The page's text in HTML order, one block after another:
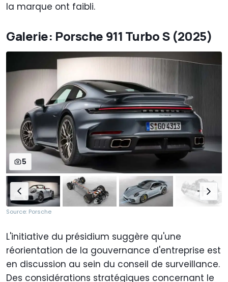
la marque ont faibli.
Galerie: Porsche 911 Turbo S (2025)
5
Source: Porsche
L'initiative du présidium suggère qu'une
réorientation de la gouvernance d'entreprise est
en discussion au sein du conseil de surveillance.
Des considérations stratégiques concernant le